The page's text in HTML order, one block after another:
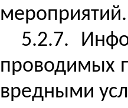
мероприятий.
5.2.7.
проводимых
вредными